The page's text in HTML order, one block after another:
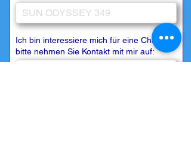
Ich bin interessiere mich für eine Charter,
bitte nehmen Sie Kontakt mit mir auf: